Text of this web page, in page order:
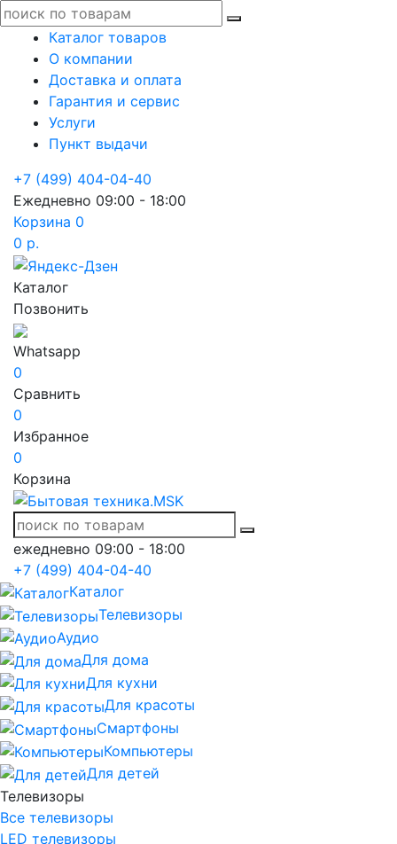
Каталог товаров
О компании
Доставка и оплата
Гарантия и сервис
Услуги
Пункт выдачи
+7 (499) 404-04-40
Ежедневно 09:00 - 18:00
Корзина 0
0 р.
Каталог
Позвонить
Whatsapp
0
Сравнить
0
Избранное
0
Корзина
ежедневно 09:00 - 18:00
+7 (499) 404-04-40
Каталог
Телевизоры
Аудио
Для дома
Для кухни
Для красоты
Смартфоны
Компьютеры
Для детей
Телевизоры
Все телевизоры
LED телевизоры